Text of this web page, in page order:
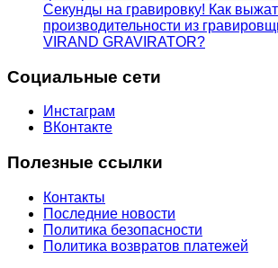
Секунды на гравировку! Как
производительности из
VIRAND GRAVIRATOR?
Социальные сети
Инстаграм
ВКонтакте
Полезные ссылки
Контакты
Последние новости
Политика безопасности
Политика возвратов платежей